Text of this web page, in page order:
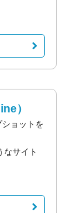
）
ョットを
なサイト